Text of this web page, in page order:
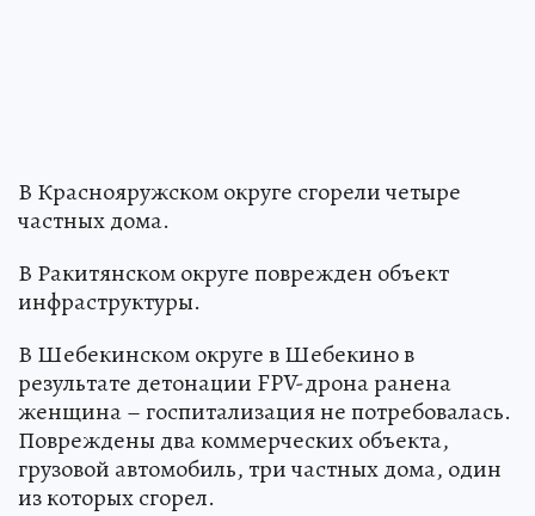
В Краснояружском округе сгорели четыре
частных дома.
В Ракитянском округе поврежден объект
инфраструктуры.
В Шебекинском округе в Шебекино в
результате детонации FPV-дрона ранена
женщина – госпитализация не потребовалась.
Повреждены два коммерческих объекта,
грузовой автомобиль, три частных дома, один
из которых сгорел.